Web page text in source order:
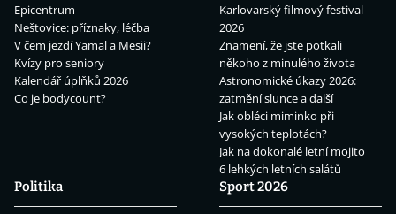
Epicentrum
Neštovice: příznaky, léčba
V čem jezdí Yamal a Mesii?
Kvízy pro seniory
Kalendář úplňků 2026
Co je bodycount?
Karlovarský filmový festival
2026
Znamení, že jste potkali
někoho z minulého života
Astronomické úkazy 2026:
zatmění slunce a další
Jak obléci miminko při
vysokých teplotách?
Jak na dokonalé letní mojito
6 lehkých letních salátů
Politika
Sport 2026